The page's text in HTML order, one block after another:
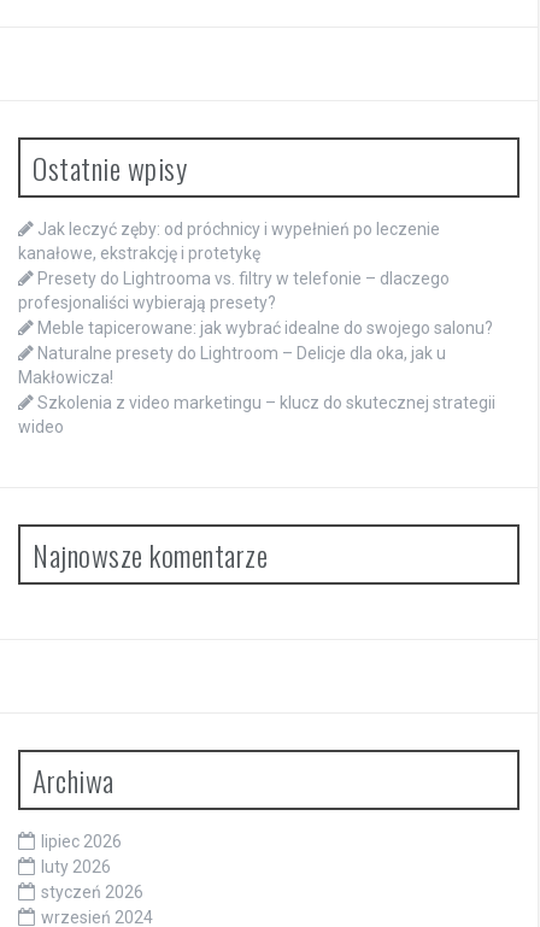
Ostatnie wpisy
Jak leczyć zęby: od próchnicy i wypełnień po leczenie
kanałowe, ekstrakcję i protetykę
Presety do Lightrooma vs. filtry w telefonie – dlaczego
profesjonaliści wybierają presety?
Meble tapicerowane: jak wybrać idealne do swojego salonu?
Naturalne presety do Lightroom – Delicje dla oka, jak u
Makłowicza!
Szkolenia z video marketingu – klucz do skutecznej strategii
wideo
Najnowsze komentarze
Archiwa
lipiec 2026
luty 2026
styczeń 2026
wrzesień 2024